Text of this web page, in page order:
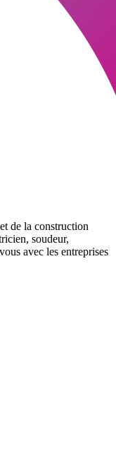
de la construction
soudeur,
avec les entreprises